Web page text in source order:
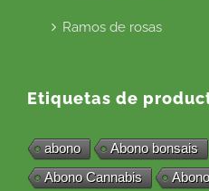
Ramos de rosas
Etiquetas de
abono Abono bonsais
Abono Cannabis